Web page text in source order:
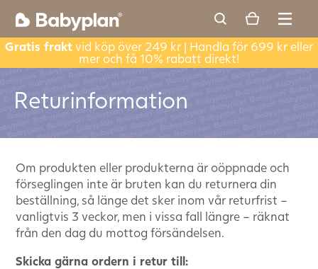
Gratis fraktvid köp över 249 kr | Handla för 699 kr eller
mer och få 10% rabatt direkt!
Returinformation
Om produkten eller produkterna är oöppnade och
förseglingen inte är bruten kan du returnera din
beställning, så länge det sker inom vår returfrist –
vanligtvis 3 veckor, men i vissa fall längre – räknat
från den dag du mottog försändelsen.
Skicka gärna ordern i retur till: